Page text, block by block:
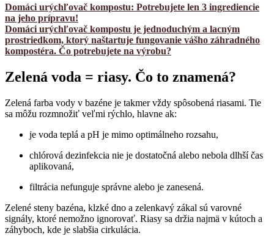
Domáci urýchľovač kompostu: Potrebujete len 3 ingrediencie
na jeho prípravu!
Domáci urýchľovač kompostu je jednoduchým a lacným
prostriedkom, ktorý naštartuje fungovanie vášho záhradného
kompostéra. Čo potrebujete na výrobu?
Zelená voda = riasy. Čo to znamená?
Zelená farba vody v bazéne je takmer vždy spôsobená riasami. Tie
sa môžu rozmnožiť veľmi rýchlo, hlavne ak:
je voda teplá a pH je mimo optimálneho rozsahu,
chlórová dezinfekcia nie je dostatočná alebo nebola dlhší čas
aplikovaná,
filtrácia nefunguje správne alebo je zanesená.
Zelené steny bazéna, klzké dno a zelenkavý zákal sú varovné
signály, ktoré nemožno ignorovať. Riasy sa držia najmä v kútoch a
záhyboch, kde je slabšia cirkulácia.